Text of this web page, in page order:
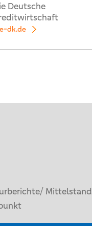
Deutsche
dk.de
Mittelstand